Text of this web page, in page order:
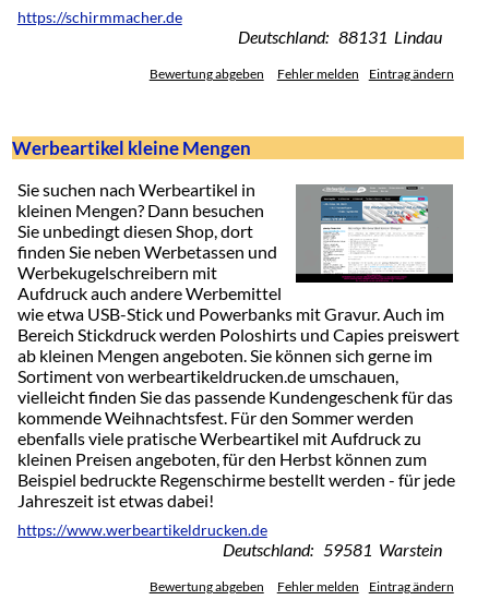
https://schirmmacher.de
Deutschland: 88131 Lindau
Bewertung abgeben Fehler melden Eintrag ändern
Werbeartikel kleine Mengen
Sie suchen nach Werbeartikel in
kleinen Mengen? Dann besuchen
Sie unbedingt diesen Shop, dort
finden Sie neben Werbetassen und
Werbekugelschreibern mit
Aufdruck auch andere Werbemittel
wie etwa USB-Stick und Powerbanks mit Gravur. Auch im
Bereich Stickdruck werden Poloshirts und Capies preiswert
ab kleinen Mengen angeboten. Sie können sich gerne im
Sortiment von werbeartikeldrucken.de umschauen,
vielleicht finden Sie das passende Kundengeschenk für das
kommende Weihnachtsfest. Für den Sommer werden
ebenfalls viele pratische Werbeartikel mit Aufdruck zu
kleinen Preisen angeboten, für den Herbst können zum
Beispiel bedruckte Regenschirme bestellt werden - für jede
Jahreszeit ist etwas dabei!
https://www.werbeartikeldrucken.de
Deutschland: 59581 Warstein
Bewertung abgeben Fehler melden Eintrag ändern